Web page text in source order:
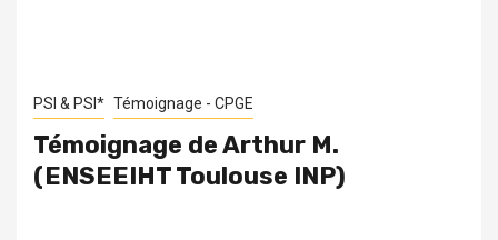
PSI & PSI* Témoignage - CPGE
Témoignage de Arthur M.
(ENSEEIHT Toulouse INP)